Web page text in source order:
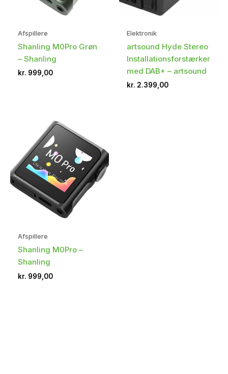
Afspillere
Shanling M0Pro Grøn
– Shanling
kr. 999,00
Elektronik
artsound Hyde Stereo
Installationsforstærker
med DAB+ – artsound
kr. 2.399,00
Afspillere
Shanling M0Pro –
Shanling
kr. 999,00